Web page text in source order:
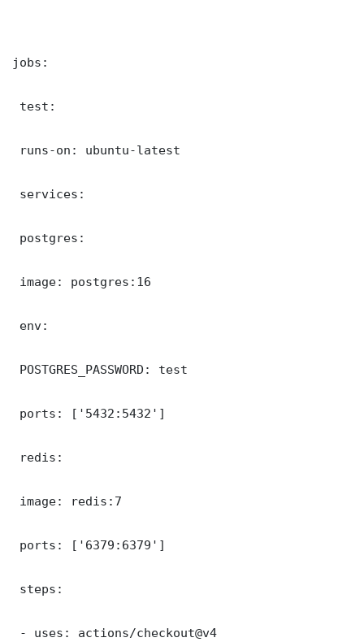
jobs:
test:
runs-on: ubuntu-latest
services:
postgres:
image: postgres:16
env:
POSTGRES_PASSWORD: test
ports: ['5432:5432']
redis:
image: redis:7
ports: ['6379:6379']
steps:
- uses: actions/checkout@v4